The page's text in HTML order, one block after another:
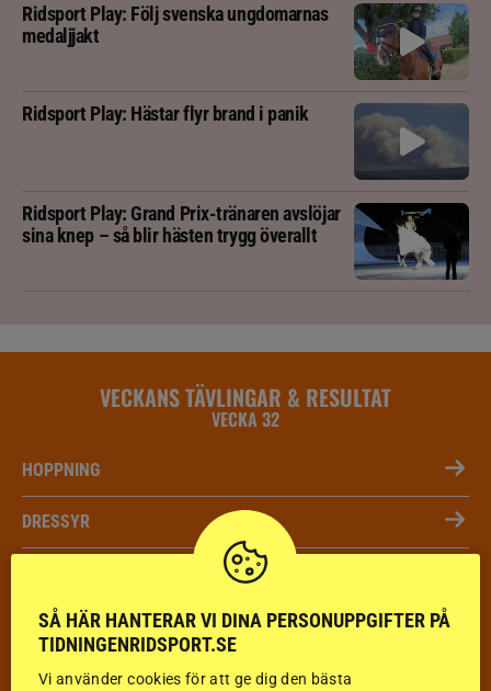
Ridsport Play: Följ svenska ungdomarnas
medaljjakt
Ridsport Play: Hästar flyr brand i panik
Ridsport Play: Grand Prix-tränaren avslöjar
sina knep – så blir hästen trygg överallt
VECKANS TÄVLINGAR & RESULTAT
VECKA 32
HOPPNING
DRESSYR
KÖRNING
DISTANS
SÅ HÄR HANTERAR VI DINA PERSONUPPGIFTER PÅ
TIDNINGENRIDSPORT.SE
Vi använder cookies för att ge dig den bästa